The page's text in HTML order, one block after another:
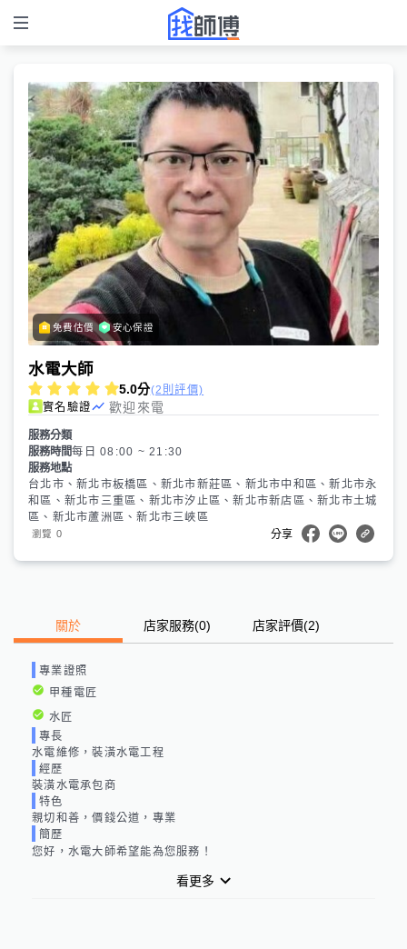
免費估價 安心保證
水電大師
5.0分(2則評價)
實名驗證
歡迎來電
服務分類
服務時間每日 08:00 ~ 21:30
服務地點
台北市、新北市板橋區、新北市新莊區、新北市中和區、新北市永
和區、新北市三重區、新北市汐止區、新北市新店區、新北市土城
區、新北市蘆洲區、新北市三峽區
瀏覽 0 分享
關於 店家服務(0) 店家評價(2)
專業證照
甲種電匠
水匠
專長
水電維修，裝潢水電工程
經歷
裝潢水電承包商
特色
親切和善，價錢公道，專業
簡歷
您好，水電大師希望能為您服務！
看更多